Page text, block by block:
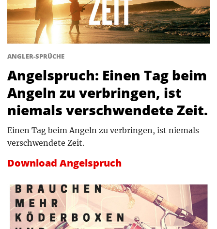
ANGLER-SPRÜCHE
Angelspruch: Einen Tag beim
Angeln zu verbringen, ist
niemals verschwendete Zeit.
Einen Tag beim Angeln zu verbringen, ist niemals
verschwendete Zeit.
Download Angelspruch